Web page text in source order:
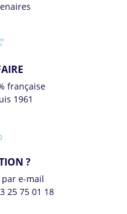
française
1961
?
e-mail
25 75 01 18